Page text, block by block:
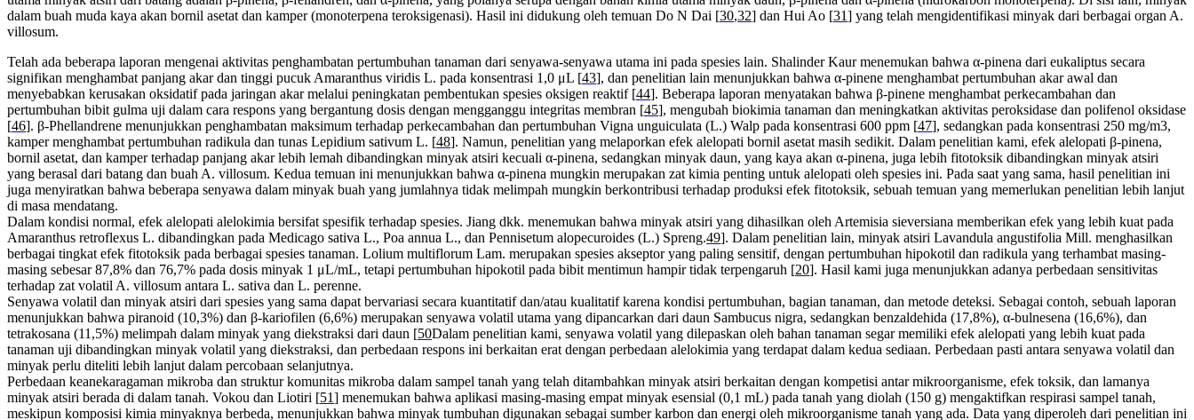
dalam buah muda kaya akan bornil asetat dan kamper (monoterpena teroksigenasi). Hasil ini didukung oleh temuan Do N Dai [30,32] dan Hui Ao [31] yang telah mengidentifikasi minyak dari berbagai organ A.
villosum.
Telah ada beberapa laporan mengenai aktivitas penghambatan pertumbuhan tanaman dari senyawa-senyawa utama ini pada spesies lain. Shalinder Kaur menemukan bahwa α-pinena dari eukaliptus secara
signifikan menghambat panjang akar dan tinggi pucuk Amaranthus viridis L. pada konsentrasi 1,0 μL [43], dan penelitian lain menunjukkan bahwa α-pinene menghambat pertumbuhan akar awal dan
menyebabkan kerusakan oksidatif pada jaringan akar melalui peningkatan pembentukan spesies oksigen reaktif [44]. Beberapa laporan menyatakan bahwa β-pinene menghambat perkecambahan dan
pertumbuhan bibit gulma uji dalam cara respons yang bergantung dosis dengan mengganggu integritas membran [45], mengubah biokimia tanaman dan meningkatkan aktivitas peroksidase dan polifenol oksidase
[46]. β-Phellandrene menunjukkan penghambatan maksimum terhadap perkecambahan dan pertumbuhan Vigna unguiculata (L.) Walp pada konsentrasi 600 ppm [47], sedangkan pada konsentrasi 250 mg/m3,
kamper menghambat pertumbuhan radikula dan tunas Lepidium sativum L. [48]. Namun, penelitian yang melaporkan efek alelopati bornil asetat masih sedikit. Dalam penelitian kami, efek alelopati β-pinena,
bornil asetat, dan kamper terhadap panjang akar lebih lemah dibandingkan minyak atsiri kecuali α-pinena, sedangkan minyak daun, yang kaya akan α-pinena, juga lebih fitotoksik dibandingkan minyak atsiri
yang berasal dari batang dan buah A. villosum. Kedua temuan ini menunjukkan bahwa α-pinena mungkin merupakan zat kimia penting untuk alelopati oleh spesies ini. Pada saat yang sama, hasil penelitian ini
juga menyiratkan bahwa beberapa senyawa dalam minyak buah yang jumlahnya tidak melimpah mungkin berkontribusi terhadap produksi efek fitotoksik, sebuah temuan yang memerlukan penelitian lebih lanjut
di masa mendatang.
Dalam kondisi normal, efek alelopati alelokimia bersifat spesifik terhadap spesies. Jiang dkk. menemukan bahwa minyak atsiri yang dihasilkan oleh Artemisia sieversiana memberikan efek yang lebih kuat pada
Amaranthus retroflexus L. dibandingkan pada Medicago sativa L., Poa annua L., dan Pennisetum alopecuroides (L.) Spreng.49]. Dalam penelitian lain, minyak atsiri Lavandula angustifolia Mill. menghasilkan
berbagai tingkat efek fitotoksik pada berbagai spesies tanaman. Lolium multiflorum Lam. merupakan spesies akseptor yang paling sensitif, dengan pertumbuhan hipokotil dan radikula yang terhambat masing-
masing sebesar 87,8% dan 76,7% pada dosis minyak 1 μL/mL, tetapi pertumbuhan hipokotil pada bibit mentimun hampir tidak terpengaruh [20]. Hasil kami juga menunjukkan adanya perbedaan sensitivitas
terhadap zat volatil A. villosum antara L. sativa dan L. perenne.
Senyawa volatil dan minyak atsiri dari spesies yang sama dapat bervariasi secara kuantitatif dan/atau kualitatif karena kondisi pertumbuhan, bagian tanaman, dan metode deteksi. Sebagai contoh, sebuah laporan
menunjukkan bahwa piranoid (10,3%) dan β-kariofilen (6,6%) merupakan senyawa volatil utama yang dipancarkan dari daun Sambucus nigra, sedangkan benzaldehida (17,8%), α-bulnesena (16,6%), dan
tetrakosana (11,5%) melimpah dalam minyak yang diekstraksi dari daun [50Dalam penelitian kami, senyawa volatil yang dilepaskan oleh bahan tanaman segar memiliki efek alelopati yang lebih kuat pada
tanaman uji dibandingkan minyak volatil yang diekstraksi, dan perbedaan respons ini berkaitan erat dengan perbedaan alelokimia yang terdapat dalam kedua sediaan. Perbedaan pasti antara senyawa volatil dan
minyak perlu diteliti lebih lanjut dalam percobaan selanjutnya.
Perbedaan keanekaragaman mikroba dan struktur komunitas mikroba dalam sampel tanah yang telah ditambahkan minyak atsiri berkaitan dengan kompetisi antar mikroorganisme, efek toksik, dan lamanya
minyak atsiri berada di dalam tanah. Vokou dan Liotiri [51] menemukan bahwa aplikasi masing-masing empat minyak esensial (0,1 mL) pada tanah yang diolah (150 g) mengaktifkan respirasi sampel tanah,
meskipun komposisi kimia minyaknya berbeda, menunjukkan bahwa minyak tumbuhan digunakan sebagai sumber karbon dan energi oleh mikroorganisme tanah yang ada. Data yang diperoleh dari penelitian ini